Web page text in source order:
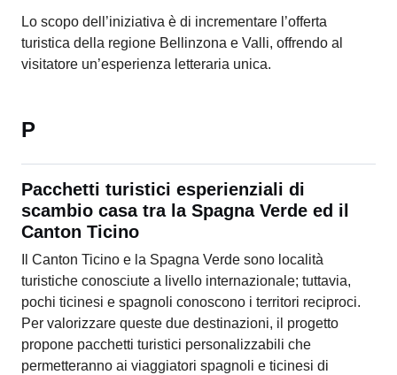
Lo scopo dell’iniziativa è di incrementare l’offerta
turistica della regione Bellinzona e Valli, offrendo al
visitatore un’esperienza letteraria unica.
P
Pacchetti turistici esperienziali di
scambio casa tra la Spagna Verde ed il
Canton Ticino
Il Canton Ticino e la Spagna Verde sono località
turistiche conosciute a livello internazionale; tuttavia,
pochi ticinesi e spagnoli conoscono i territori reciproci.
Per valorizzare queste due destinazioni, il progetto
propone pacchetti turistici personalizzabili che
permetteranno ai viaggiatori spagnoli e ticinesi di